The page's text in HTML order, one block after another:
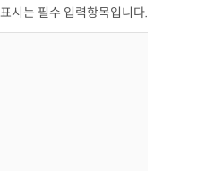
표시는 필수 입력항목입니다.